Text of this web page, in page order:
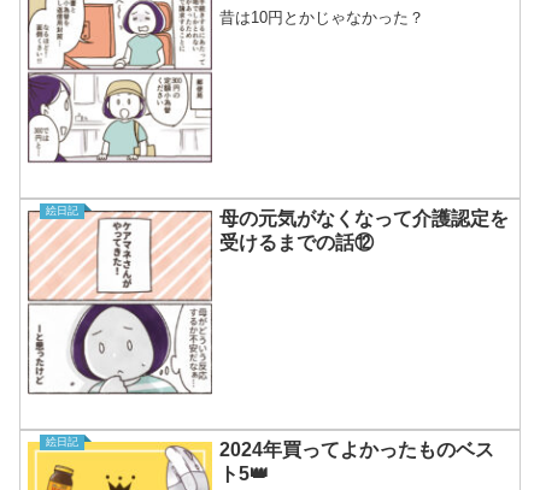
昔は10円とかじゃなかった？
絵日記
母の元気がなくなって介護認定を
受けるまでの話⑫
絵日記
2024年買ってよかったものベス
ト5👑